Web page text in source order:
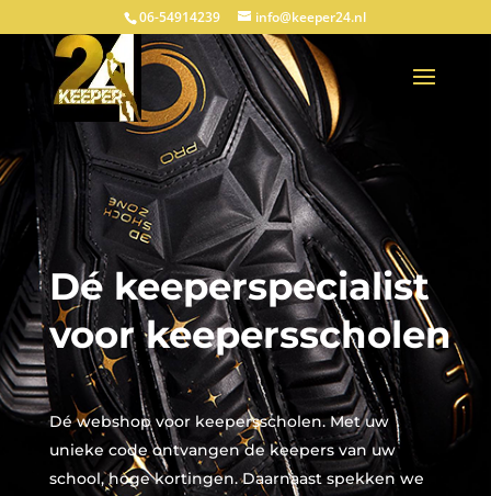
06-54914239 info@keeper24.nl
Dé keeperspecialist
voor keepersscholen
Dé webshop voor keepersscholen. Met uw
unieke code ontvangen de keepers van uw
school, hoge kortingen. Daarnaast spekken we